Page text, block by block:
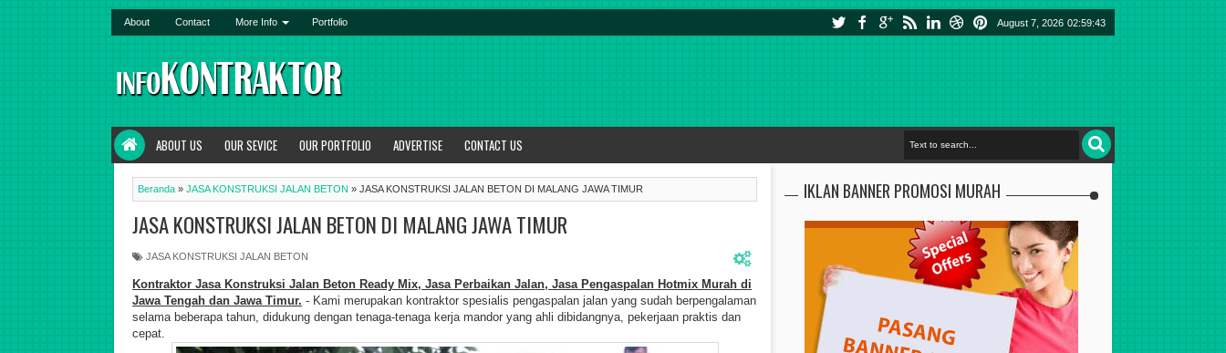
About Contact More Info Portfolio August 7, 2026 02:59:44
ABOUT US OUR SEVICE OUR PORTFOLIO ADVERTISE CONTACT US
Beranda » JASA KONSTRUKSI JALAN BETON » JASA KONSTRUKSI JALAN BETON DI MALANG JAWA TIMUR
JASA KONSTRUKSI JALAN BETON DI MALANG JAWA TIMUR
JASA KONSTRUKSI JALAN BETON
Kontraktor Jasa Konstruksi Jalan Beton Ready Mix, Jasa Perbaikan Jalan, Jasa Pengaspalan Hotmix Murah di
Jawa Tengah dan Jawa Timur. - Kami merupakan kontraktor spesialis pengaspalan jalan yang sudah berpengalaman
selama beberapa tahun, didukung dengan tenaga-tenaga kerja mandor yang ahli dibidangnya, pekerjaan praktis dan
cepat.
IKLAN BANNER PROMOSI MURAH